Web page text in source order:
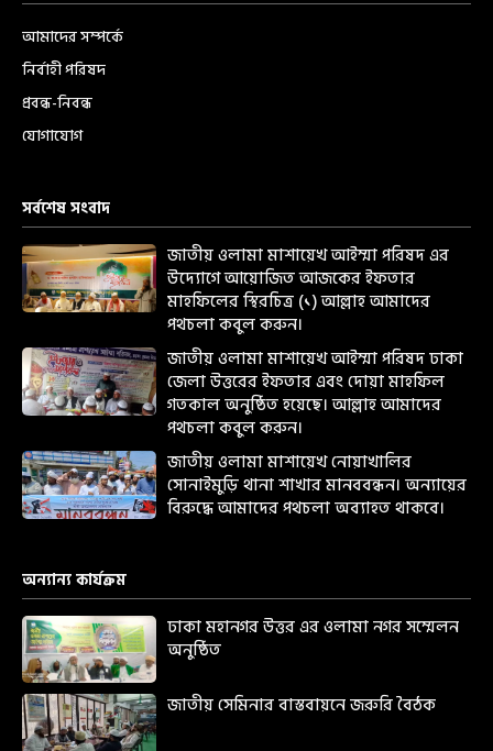
আমাদের সম্পর্কে
নির্বাহী পরিষদ
প্রবন্ধ-নিবন্ধ
যোগাযোগ
সর্বশেষ সংবাদ
জাতীয় ওলামা মাশায়েখ আইম্মা পরিষদ এর
উদ্যোগে আয়োজিত আজকের ইফতার
মাহফিলের স্থিরচিত্র (১) আল্লাহ আমাদের
পথচলা কবুল করুন।
জাতীয় ওলামা মাশায়েখ আইম্মা পরিষদ ঢাকা
জেলা উত্তরের ইফতার এবং দোয়া মাহফিল
গতকাল অনুষ্ঠিত হয়েছে। আল্লাহ আমাদের
পথচলা কবুল করুন।
জাতীয় ওলামা মাশায়েখ নোয়াখালির
সোনাইমুড়ি থানা শাখার মানববন্ধন। অন্যায়ের
বিরুদ্ধে আমাদের পথচলা অব্যাহত থাকবে।
অন্যান্য কার্যক্রম
ঢাকা মহানগর উত্তর এর ওলামা নগর সম্মেলন
অনুষ্ঠিত
জাতীয় সেমিনার বাস্তবায়নে জরুরি বৈঠক